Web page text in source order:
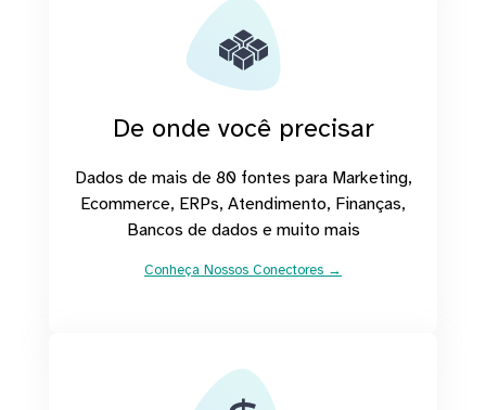
De onde você precisar
Dados de mais de 80 fontes para Marketing,
Ecommerce, ERPs, Atendimento, Finanças,
Bancos de dados e muito mais
Conheça Nossos Conectores →